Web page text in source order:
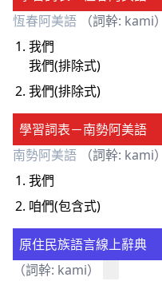
恆春阿美語
（詞幹: kami）
我們
我們(排除式)
我們(排除式)
學習詞表－南勢阿美語
南勢阿美語
（詞幹: kami）
我們
咱們(包含式)
原住民族語言線上辭典
（詞幹: kami）